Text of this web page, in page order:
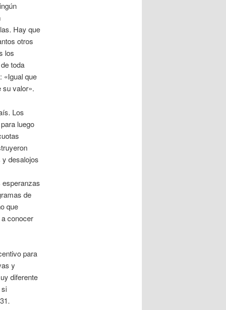
Hay que
otros
los
toda
«Igual que
su valor».
Los
luego
desalojos
esperanzas
de
que
conocer
para
y
diferente